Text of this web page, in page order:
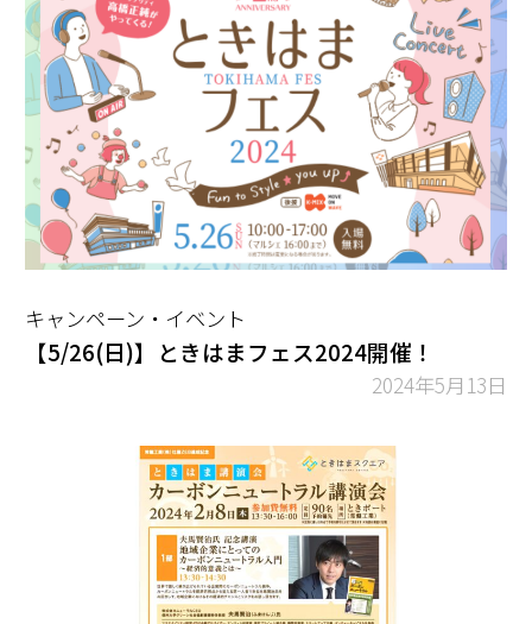
キャンペーン・イベント
【5/26(日)】ときはまフェス2024開催！
2024年5月13日